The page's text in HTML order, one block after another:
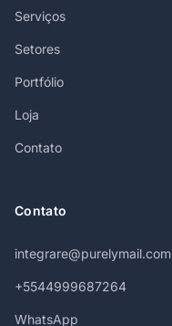
Serviços
Setores
Portfólio
Loja
Contato
Contato
integrare@purelymail.com
+5544999687264
WhatsApp